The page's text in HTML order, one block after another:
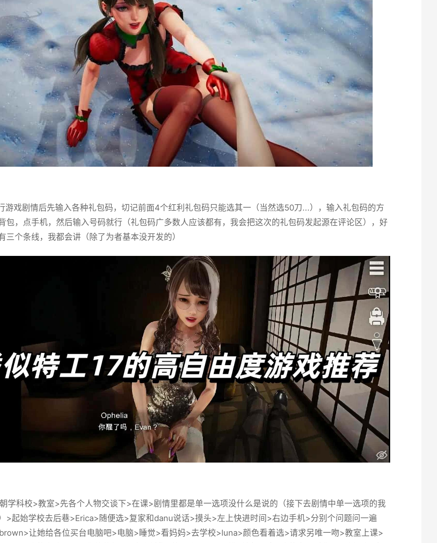
戏剧情后先输入各种礼包码，切记前面4个红利礼包码只能选其一（当然选50刀...），输入礼包码的方
包，点手机，然后输入号码就行（礼包码广多数人应该都有，我会把这次的礼包码发起源在评论区），好
三个条线，我都会讲（除了为者基本没开发的）
科校>教室>先各个人物交谈下>在课>剧情里都是单一选项没什么是说的（接下去剧情中单一选项的我
>起始学校去后巷>Erica>随便选>复家和danu说话>摸头>左上快进时间>右边手机>分别个问题问一遍
让她给各位买台电脑吧>电脑>睡觉>看妈妈>去学校>luna>颜色看着选>请求另唯一吻>教室上课>